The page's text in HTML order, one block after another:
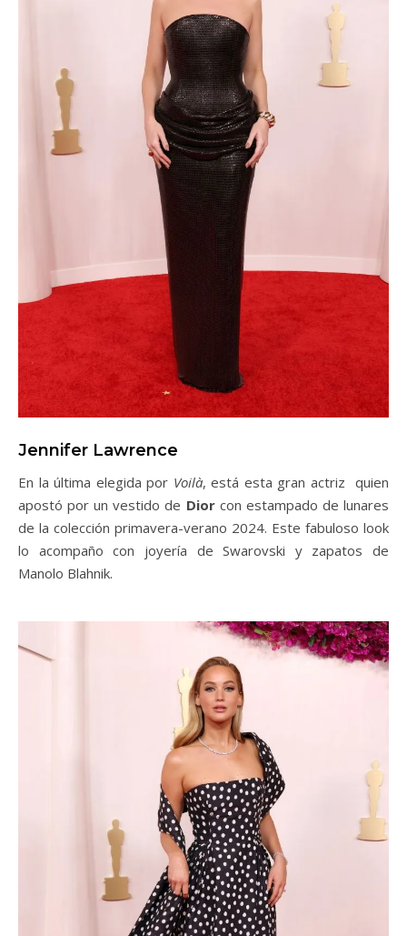
Jennifer Lawrence
En la última elegida por Voilà, está esta gran actriz quien
apostó por un vestido de Dior con estampado de lunares
de la colección primavera-verano 2024. Este fabuloso look
lo acompaño con joyería de Swarovski y zapatos de
Manolo Blahnik.